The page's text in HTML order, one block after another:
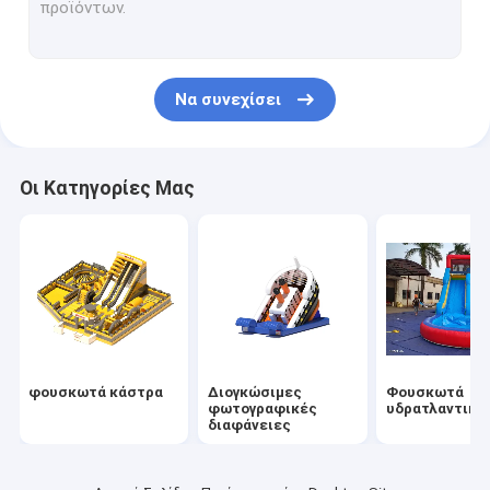
Φουσκωτά εμπόδια
Φουσκωτές σκηνές
Πνευματικά εμπόδια που μπορούν να φουσκωθούν
Πνευματικά κάστρα
διογκώσιμο πάρκο νερού
Μαλακή παιδική χαρά
Να συνεχίσει
Οι Κατηγορίες Μας
φουσκωτά κάστρα
Διογκώσιμες
φωτογραφικές
διαφάνειες
Φουσκωτά
υδρατλαντικά